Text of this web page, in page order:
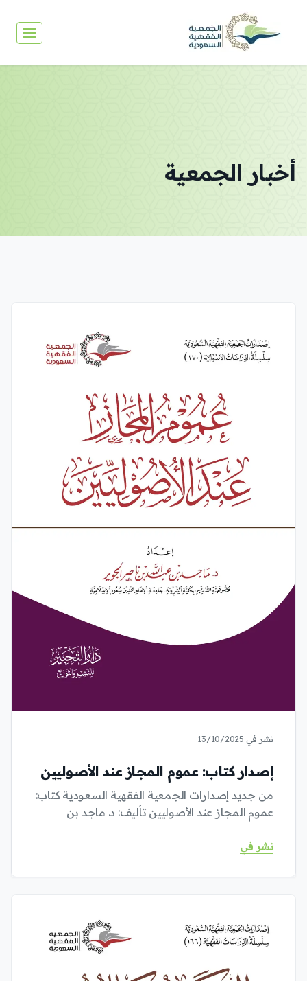
أخبار الجمعية
نشر في 13/10/2025
إصدار كتاب: عموم المجاز عند الأصوليين
من جديد إصدارات الجمعية الفقهية السعودية كتاب:
عموم المجاز عند الأصوليين تأليف: د. ماجد بن
نشر في